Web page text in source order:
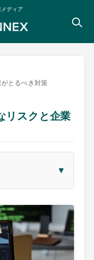
ディア
とるべき対策
リスクと企業
▼